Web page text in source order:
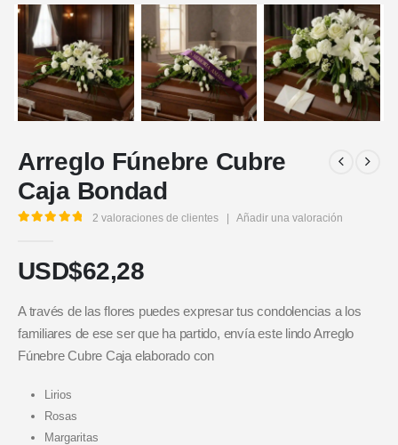
Arreglo Fúnebre Cubre
Caja Bondad
2 valoraciones de clientes Añadir una valoración
USD$62,28
A través de las flores puedes expresar tus condolencias a los
familiares de ese ser que ha partido, envía este lindo Arreglo
Fúnebre Cubre Caja elaborado con
Lirios
Rosas
Margaritas